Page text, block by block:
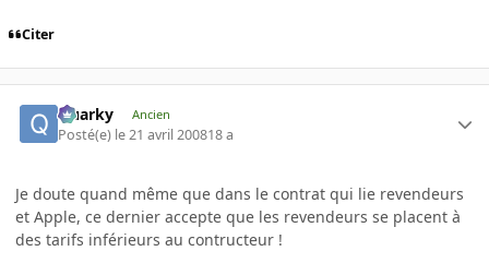
Citer
Quarky Ancien
Posté(e) le 21 avril 200818 a
Je doute quand même que dans le contrat qui lie revendeurs
et Apple, ce dernier accepte que les revendeurs se placent à
des tarifs inférieurs au contructeur !